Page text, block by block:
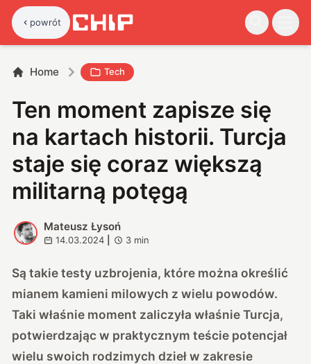
powrót
Home Tech
Ten moment zapisze się
na kartach historii. Turcja
staje się coraz większą
militarną potęgą
M
Mateusz Łysoń
14.03.2024 3 min
Są takie testy uzbrojenia, które można określić
mianem kamieni milowych z wielu powodów.
Taki właśnie moment zaliczyła właśnie Turcja,
potwierdzając w praktycznym teście potencjał
wielu swoich rodzimych dzieł w zakresie